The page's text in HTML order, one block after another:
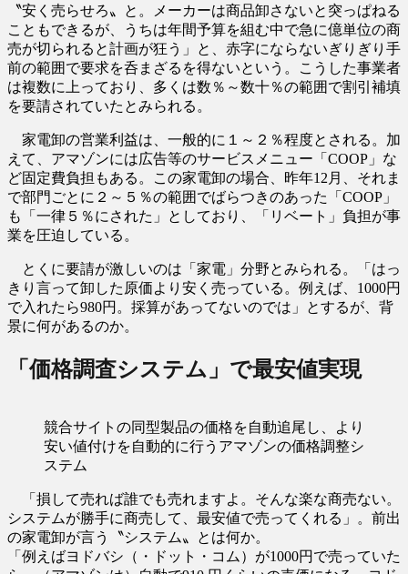
〝安く売らせろ〟と。メーカーは商品卸さないと突っぱねる
こともできるが、うちは年間予算を組む中で急に億単位の商
売が切られると計画が狂う」と、赤字にならないぎりぎり手
前の範囲で要求を呑まざるを得ないという。こうした事業者
は複数に上っており、多くは数％～数十％の範囲で割引補填
を要請されていたとみられる。
家電卸の営業利益は、一般的に１～２％程度とされる。加
えて、アマゾンには広告等のサービスメニュー「COOP」な
ど固定費負担もある。この家電卸の場合、昨年12月、それま
で部門ごとに２～５％の範囲でばらつきのあった「COOP」
も「一律５％にされた」としており、「リベート」負担が事
業を圧迫している。
とくに要請が激しいのは「家電」分野とみられる。「はっ
きり言って卸した原価より安く売っている。例えば、1000円
で入れたら980円。採算があってないのでは」とするが、背
景に何があるのか。
「価格調査システム」で最安値実現
競合サイトの同型製品の価格を自動追尾し、より
安い値付けを自動的に行うアマゾンの価格調整シ
ステム
「損して売れば誰でも売れますよ。そんな楽な商売ない。
システムが勝手に商売して、最安値で売ってくれる」。前出
の家電卸が言う〝システム〟とは何か。
「例えばヨドバシ（・ドット・コム）が1000円で売っていた